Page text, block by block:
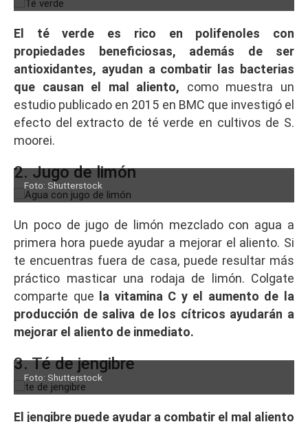
El té verde es rico en polifenoles con
propiedades beneficiosas, además de ser
antioxidantes, ayudan a combatir las bacterias
que causan el mal aliento, como muestra un
estudio publicado en 2015 en BMC que investigó el
efecto del extracto de té verde en cultivos de S.
moorei.
2. Jugo de limón
Foto: Shutterstock
Un poco de jugo de limón mezclado con agua a
primera hora puede ayudar a mejorar el aliento. Si
te encuentras fuera de casa, puede resultar más
práctico masticar una rodaja de limón. Colgate
comparte que
la vitamina C y el aumento de la
producción de saliva de los cítricos ayudarán a
mejorar el aliento de inmediato.
3. Té de jengibre
Foto: Shutterstock
El jengibre puede ayudar a combatir el mal aliento